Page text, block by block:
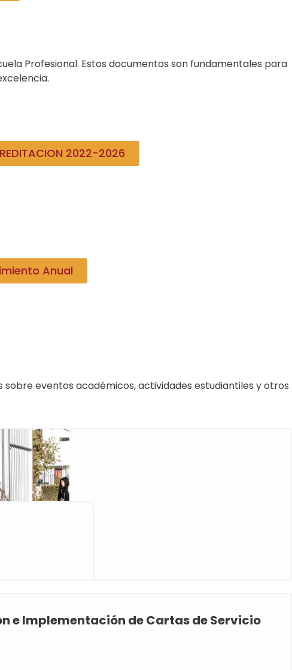
Profesional. Estos documentos son fundamentales para
2022-2026
Anual
eventos académicos, actividades estudiantiles y otros
e Implementación de Cartas de Servicio